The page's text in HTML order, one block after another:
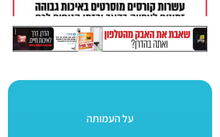
על העמותה